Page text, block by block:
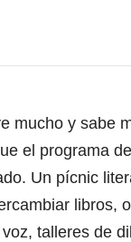
mucho y sabe
el programa
Un pícnic
libros,
talleres de